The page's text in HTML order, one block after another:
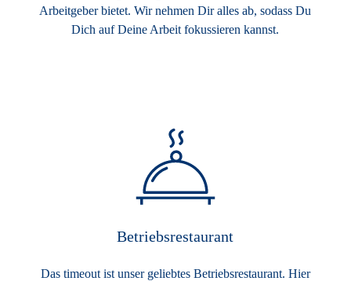
Arbeitgeber bietet. Wir nehmen Dir alles ab, sodass Du
Dich auf Deine Arbeit fokussieren kannst.
Betriebsrestaurant
Das timeout ist unser geliebtes Betriebsrestaurant. Hier